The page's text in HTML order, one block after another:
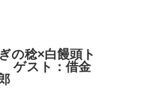
の稔×白饅頭ト
ゲスト：借金